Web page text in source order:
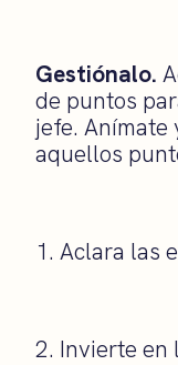
Gestiónalo.
de puntos
jefe. Anímate
aquellos
1. Aclara las
2. Invierte en